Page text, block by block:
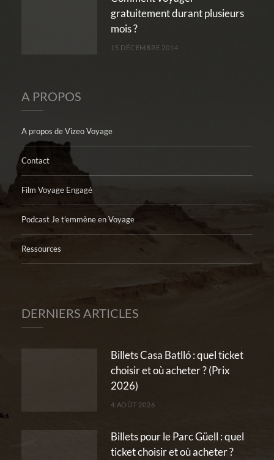
gratuitement durant plusieurs
mois ?
15 DÉCEMBRE 2014
A PROPOS
A propos de Vizeo Voyage
Contact
Film Voyage Engagé
Podcast Je t’emmène en Voyage
Ressources
DERNIERS ARTICLES
Billets Casa Batlló : quel ticket
choisir et où acheter ? (Prix
2026)
4 AOÛT 2026
Billets pour le Parc Güell : quel
ticket choisir et où acheter ?